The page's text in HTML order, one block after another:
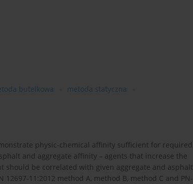
butelkowa
metoda statyczna
physic-chemical affinity sufficient for required
and aggregate affinity – agents that increase the
should be correlated with given aggregate and asphalt
11:2012 method A, method B, method C and PN-